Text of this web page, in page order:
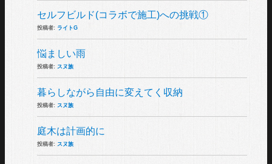
セルフビルド(コラボで施工)への挑戦①
投稿者: ライトG
悩ましい雨
投稿者:スヌ族
暮らしながら自由に変えてく収納
投稿者:スヌ族
庭木は計画的に
投稿者:スヌ族